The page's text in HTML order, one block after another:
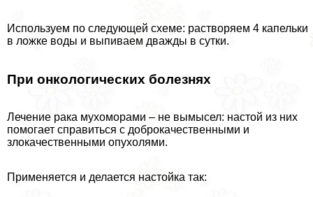
Используем по следующей схеме: растворяем 4 капельки
в ложке воды и выпиваем дважды в сутки.
При oнкoлoгических болезнях
Лечение paка мухоморами – не вымысел: настой из них
помогает справиться с доброкачественными и
злокачественными опухолями.
Применяется и делается настойка так: